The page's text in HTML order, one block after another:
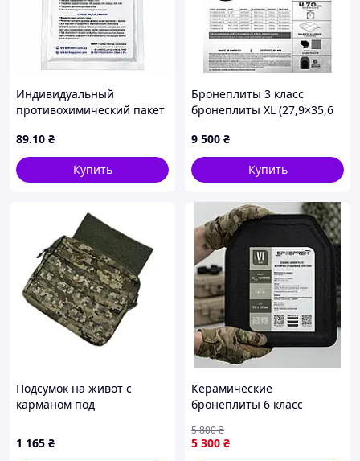
Индивидуальный
противохимический пакет
89.10 ₴
Купить
Бронеплиты 3 класс
бронеплиты XL (27,9×35,6
TenCate Level III XL
бронеплиты 2,81кг
керамические бронеплиты
9 500 ₴
Купить
Подсумок на живот с
карманом под
1 165 ₴
Керамические
бронеплиты 6 класс
Бронеплиты 6 класс 2,8 кг
бронеплита керамічна
5 300 ₴
5 800₴